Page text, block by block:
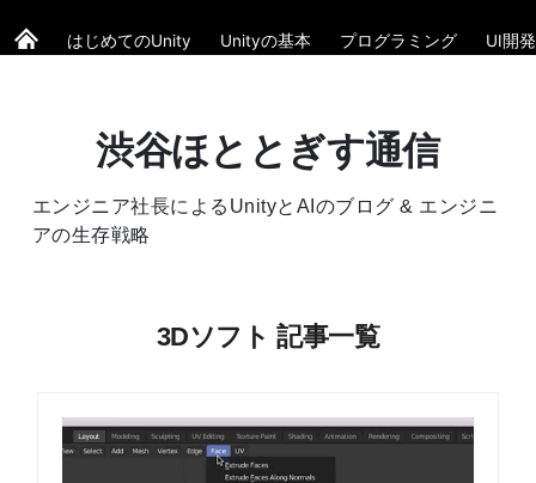
はじめてのUnity Unityの基本 プログラミング UI開発
渋谷ほととぎす通信
エンジニア社長によるUnityとAIのブログ & エンジニ
アの生存戦略
3Dソフト 記事一覧